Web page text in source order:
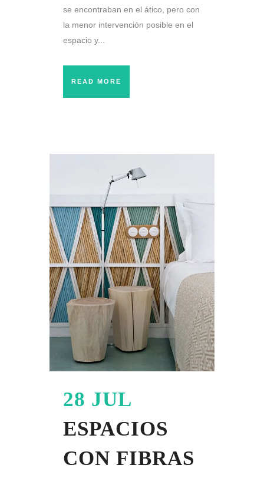
se encontraban en el ático, pero con
la menor intervención posible en el
espacio y...
READ MORE
28 JUL
ESPACIOS
CON FIBRAS